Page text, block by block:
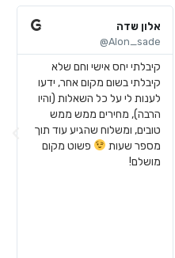
אלון שדה
Alon_sade@
קיבלתי יחס אישי וחם שלא
קיבלתי בשום מקום אחר, ידעו
לענות לי על כל השאלות (והיו
הרבה), מחירים ממש ממש
טובים, ומשלוח שהגיע עוד תוך
מספר שעות
פשוט מקום
מושלם!